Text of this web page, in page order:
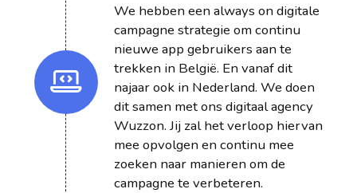
We hebben een always on digitale
campagne strategie om continu
nieuwe app gebruikers aan te
trekken in België. En vanaf dit
najaar ook in Nederland. We doen
dit samen met ons digitaal agency
Wuzzon. Jij zal het verloop hiervan
mee opvolgen en continu mee
zoeken naar manieren om de
campagne te verbeteren.